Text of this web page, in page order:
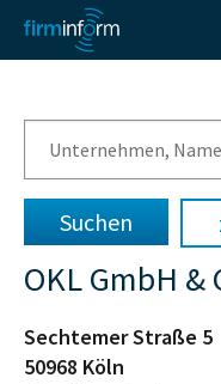
OKL GmbH &
Sechtemer Straße 5
50968 Köln